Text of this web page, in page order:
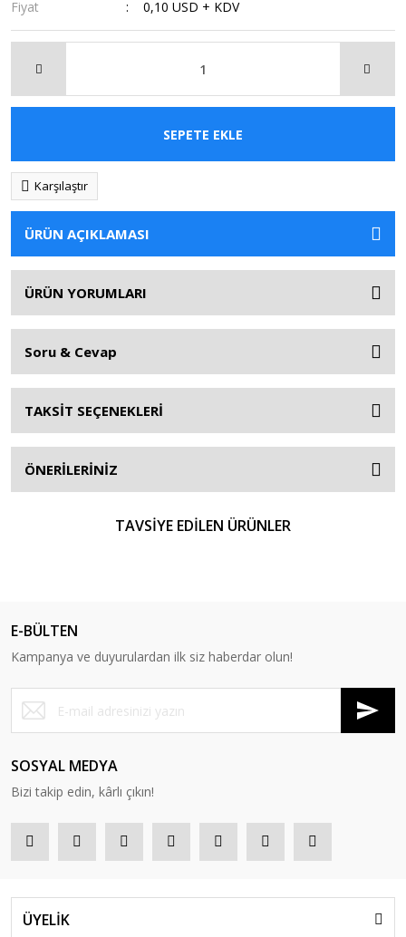
Fiyat
0,10 USD + KDV
SEPETE EKLE
Karşılaştır
ÜRÜN AÇIKLAMASI
ÜRÜN YORUMLARI
Soru & Cevap
TAKSİT SEÇENEKLERİ
ÖNERİLERİNİZ
TAVSİYE EDİLEN ÜRÜNLER
E-BÜLTEN
Kampanya ve duyurulardan ilk siz haberdar olun!
SOSYAL MEDYA
Bizi takip edin, kârlı çıkın!
ÜYELİK